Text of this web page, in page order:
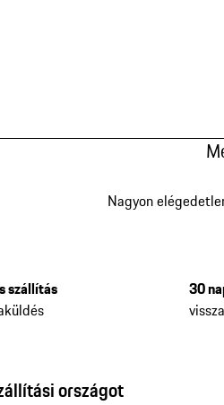
Nagyon
szállítás
30
országot